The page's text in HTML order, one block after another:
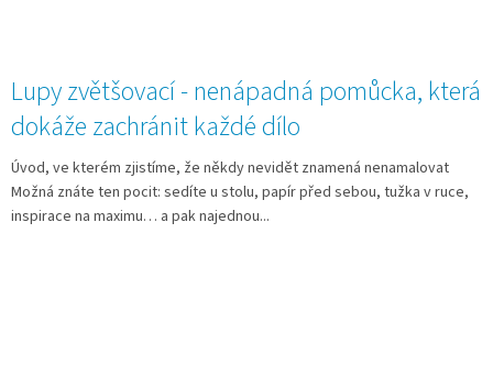
Lupy zvětšovací - nenápadná pomůcka, která
dokáže zachránit každé dílo
Úvod, ve kterém zjistíme, že někdy nevidět znamená nenamalovat
Možná znáte ten pocit: sedíte u stolu, papír před sebou, tužka v ruce,
inspirace na maximu… a pak najednou...